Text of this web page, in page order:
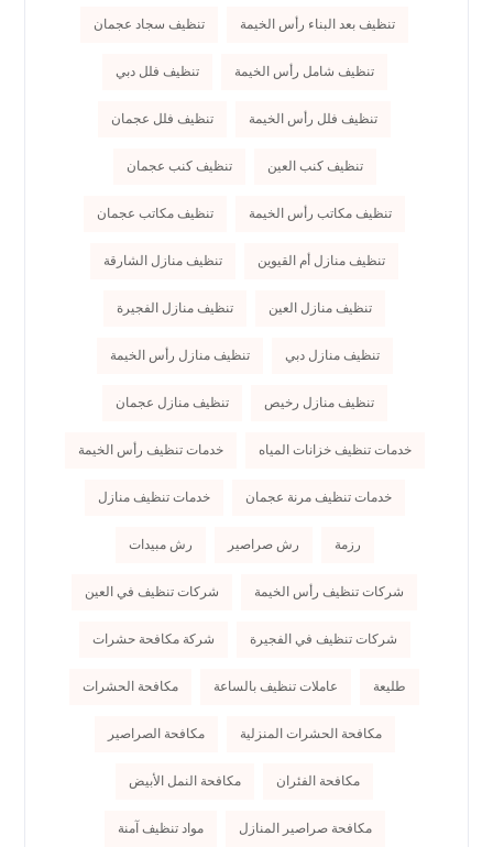
تنظيف بعد البناء رأس الخيمة تنظيف سجاد عجمان
تنظيف شامل رأس الخيمة تنظيف فلل دبي
تنظيف فلل رأس الخيمة تنظيف فلل عجمان
تنظيف كنب العين تنظيف كنب عجمان
تنظيف مكاتب رأس الخيمة تنظيف مكاتب عجمان
تنظيف منازل أم القيوين تنظيف منازل الشارقة
تنظيف منازل العين تنظيف منازل الفجيرة
تنظيف منازل دبي تنظيف منازل رأس الخيمة
تنظيف منازل رخيص تنظيف منازل عجمان
خدمات تنظيف خزانات المياه خدمات تنظيف رأس الخيمة
خدمات تنظيف مرنة عجمان خدمات تنظيف منازل
رزمة رش صراصير رش مبيدات
شركات تنظيف رأس الخيمة شركات تنظيف في العين
شركات تنظيف في الفجيرة شركة مكافحة حشرات
طليعة عاملات تنظيف بالساعة مكافحة الحشرات
مكافحة الحشرات المنزلية مكافحة الصراصير
مكافحة الفئران مكافحة النمل الأبيض
مكافحة صراصير المنازل مواد تنظيف آمنة